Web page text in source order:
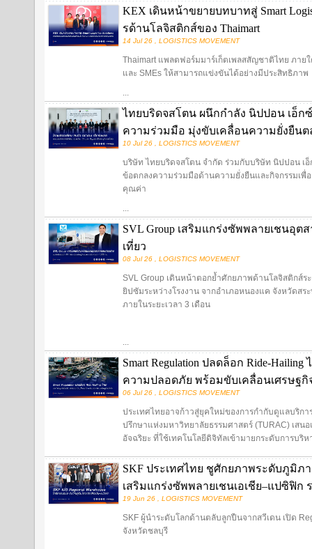
KEX เดินหน้าขยายบทบาทสู่ Smart
รด้านโลจิสติกส์ของ Thaimart
14 Jul 26 , LOGISTICS MOVEMENT
Thaimart แพลตฟอร์มมาร์เก็ตเพลสสัญชาติไทย ภาย
และ SMEs ให้สามารถแข่งขันได้อย่างมีประสิทธิภาพ
...
ไทยบริดจสโตน ผนึกกำลัง นิปปอน เอ็ก
ความร่วมมือ มุ่งขับเคลื่อนความยั่งยืน
10 Jul 26 , LOGISTICS MOVEMENT
บริษัท ไทยบริดจสโตน จำกัด ร่วมกับบริษัท นิปปอน เ
ข้อตกลงความร่วมมือด้านความยั่งยืนและกิจกรรมเพื่
คุณค่า
...
SVL Group เสริมแกร่งซัพพลายเชนอุ
เที่ยว
08 Jul 26 , LOGISTICS MOVEMENT
SVL Group เดินหน้าตอกย้ำศักยภาพด้านโลจิสติกส์ร
ยิปซัมระหว่างโรงงาน จากอำเภอหนองแค จังหวัดส
ภายในระยะเวลา 3 เดือน
...
Smart Regulation ปลดล็อก Ride-
ความปลอดภัย พร้อมขับเคลื่อนเศรษฐกิ
06 Jul 26 , LOGISTICS MOVEMENT
ประเทศไทยอาจก้าวสู่ยุคใหม่ของการกำกับดูแลบริก
ปรึกษาแห่งมหาวิทยาลัยธรรมศาสตร์ (TURAC) เสน
อัจฉริยะ ที่ใช้เทคโนโลยีดิจิทัลเข้ามายกระดับการบริห
SKF ประเทศไทย ชูศักยภาพระดับภูมิภา
เสริมแกร่งซัพพลายเชนเอเชีย–แปซิฟิก
19 Jun 26 , LOGISTICS MOVEMENT
SKF ผู้นำระดับโลกด้านตลับลูกปืนจากสวีเดน เปิด
จังหวัดชลบุรี